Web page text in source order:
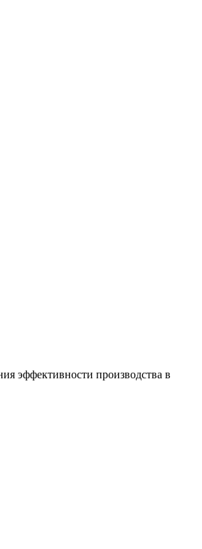
эффективности производства в